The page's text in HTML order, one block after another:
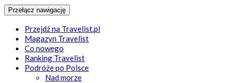
Przełącz nawigację
Przejdź na Travelist.pl
Magazyn Travelist
Co nowego
Ranking Travelist
Podróże po Polsce
Nad morze